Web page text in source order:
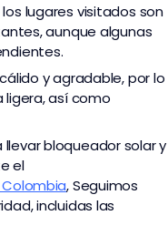
lugares visitados son
aunque algunas
y agradable, por lo
ligera, así como
llevar bloqueador solar y
el
Colombia,Seguimos
incluidas las